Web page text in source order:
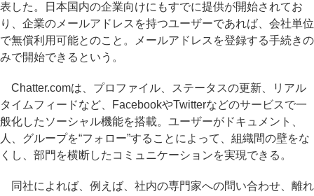
表した。日本国内の企業向けにもすでに提供が開始されてお
り、企業のメールアドレスを持つユーザーであれば、会社単位
で無償利用可能とのこと。メールアドレスを登録する手続きの
みで開始できるという。
Chatter.comは、プロファイル、ステータスの更新、リアル
タイムフィードなど、FacebookやTwitterなどのサービスで一
般化したソーシャル機能を搭載。ユーザーがドキュメント、
人、グループを“フォロー”することによって、組織間の壁をな
くし、部門を横断したコミュニケーションを実現できる。
同社によれば、例えば、社内の専門家への問い合わせ、離れ